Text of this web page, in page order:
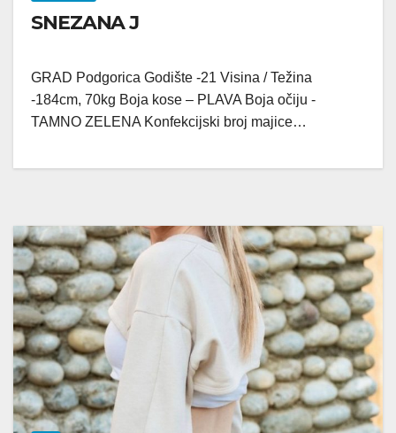
SNEZANA J
GRAD Podgorica Godište -21 Visina / Težina
-184cm, 70kg Boja kose – PLAVA Boja očiju -
TAMNO ZELENA Konfekcijski broj majice…